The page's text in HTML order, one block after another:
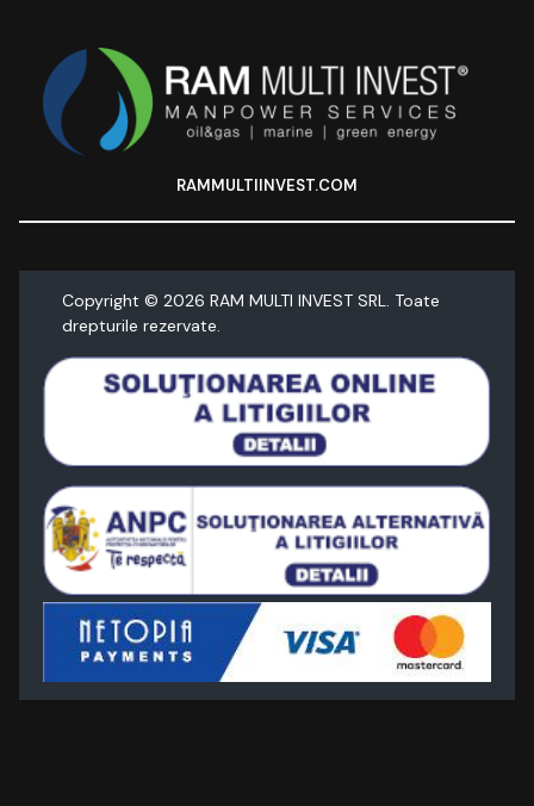
RAMMULTIINVEST.COM
Copyright © 2026 RAM MULTI INVEST SRL. Toate
drepturile rezervate.